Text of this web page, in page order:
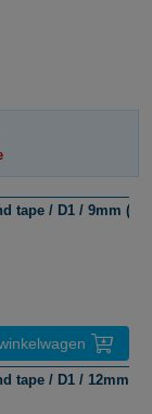
tape / D1 / 9mm
tape / D1 / 12mm